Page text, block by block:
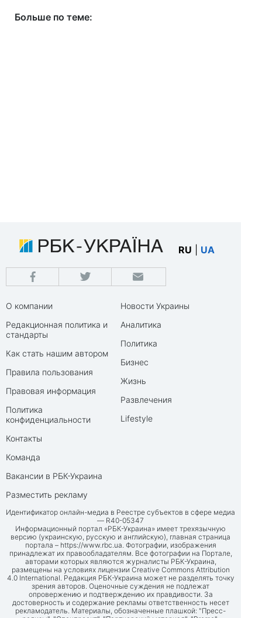
Больше по теме:
RU UA
О компании
Редакционная политика и
стандарты
Как стать нашим автором
Правила пользования
Правовая информация
Политика
конфиденциальности
Контакты
Команда
Вакансии в РБК-Украина
Разместить рекламу
Новости Украины
Аналитика
Политика
Бизнес
Жизнь
Развлечения
Lifestyle
Идентификатор онлайн-медиа в Реестре субъектов в сфере медиа
— R40-05347
Информационный портал «РБК-Украина» имеет трехязычную
версию (украинскую, русскую и английскую), главная страница
портала – https://www.rbc.ua. Фотографии, изображения
принадлежат их правообладателям. Все фотографии на Портале,
авторами которых являются журналисты РБК-Украина,
размещены на условиях лицензии Creative Commons Attribution
4.0 International. Редакция РБК-Украина может не разделять точку
зрения авторов. Оценочные суждения не подлежат
опровержению и подтверждению их правдивости. За
достоверность и содержание рекламы ответственность несет
рекламодатель. Материалы, обозначенные плашкой: "Пресс-